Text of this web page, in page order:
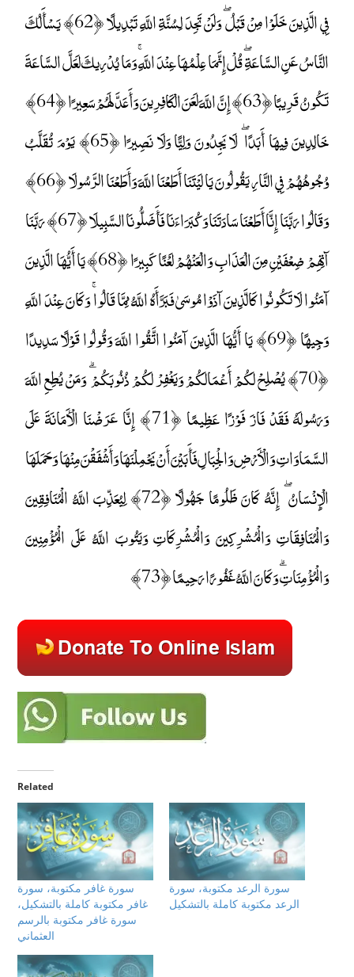
فِي الَّذِينَ خَلَوْا مِنْ قَبْلُ ۖ وَلَنْ تَجِدَ لِسُنَّةِ اللَّهِ تَبْدِيلًا ﴿62﴾ يَسْأَلُكَ
النَّاسُ عَنِ السَّاعَةِ ۖ قُلْ إِنَّمَا عِلْمُهَا عِنْدَ اللَّهِ ۚ وَمَا يُدْرِيكَ لَعَلَّ السَّاعَةَ
تَكُونُ قَرِيبًا ﴿63﴾ إِنَّ اللَّهَ لَعَنَ الْكَافِرِينَ وَأَعَدَّ لَهُمْ سَعِيرًا ﴿64﴾
خَالِدِينَ فِيهَا أَبَدًا ۖ لَا يَجِدُونَ وَلِيًّا وَلَا نَصِيرًا ﴿65﴾ يَوْمَ تُقَلَّبُ
وُجُوهُهُمْ فِي النَّارِ يَقُولُونَ يَا لَيْتَنَا أَطَعْنَا اللَّهَ وَأَطَعْنَا الرَّسُولَا ﴿66﴾
وَقَالُوا رَبَّنَا إِنَّا أَطَعْنَا سَادَتَنَا وَكُبَرَاءَنَا فَأَضَلُّونَا السَّبِيلَا ﴿67﴾ رَبَّنَا
آتِهِمْ ضِعْفَيْنِ مِنَ الْعَذَابِ وَالْعَنْهُمْ لَعْنًا كَبِيرًا ﴿68﴾ يَا أَيُّهَا الَّذِينَ
آمَنُوا لَا تَكُونُوا كَالَّذِينَ آذَوْا مُوسَىٰ فَبَرَّأَهُ اللَّهُ مِمَّا قَالُوا ۚ وَكَانَ عِنْدَ اللَّهِ
وَجِيهًا ﴿69﴾ يَا أَيُّهَا الَّذِينَ آمَنُوا اتَّقُوا اللَّهَ وَقُولُوا قَوْلًا سَدِيدًا
﴿70﴾ يُصْلِحْ لَكُمْ أَعْمَالَكُمْ وَيَغْفِرْ لَكُمْ ذُنُوبَكُمْ ۗ وَمَنْ يُطِعِ اللَّهَ
وَرَسُولَهُ فَقَدْ فَازَ فَوْزًا عَظِيمًا ﴿71﴾ إِنَّا عَرَضْنَا الْأَمَانَةَ عَلَى
السَّمَاوَاتِ وَالْأَرْضِ وَالْجِبَالِ فَأَبَيْنَ أَنْ يَحْمِلْنَهَا وَأَشْفَقْنَ مِنْهَا وَحَمَلَهَا
الْإِنْسَانُ ۖ إِنَّهُ كَانَ ظَلُومًا جَهُولًا ﴿72﴾ لِيُعَذِّبَ اللَّهُ الْمُنَافِقِينَ
وَالْمُنَافِقَاتِ وَالْمُشْرِكِينَ وَالْمُشْرِكَاتِ وَيَتُوبَ اللَّهُ عَلَى الْمُؤْمِنِينَ
وَالْمُؤْمِنَاتِ ۗ وَكَانَ اللَّهُ غَفُورًا رَحِيمًا ﴿73﴾
Related
سورة غافر مكتوبة، سورة
غافر مكتوبة كاملة بالتشكيل،
سورة غافر مكتوبة بالرسم
العثماني
سورة الرعد مكتوبة، سورة
الرعد مكتوبة كاملة بالتشكيل